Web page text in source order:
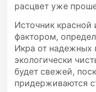
расцвет уже
Источник
фактором,
Икра от надежных
экологически
будет свежей,
придерживаются